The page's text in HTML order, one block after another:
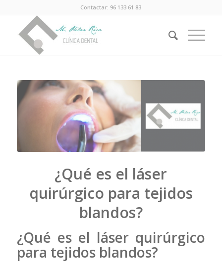
Contactar: 96 133 61 83
¿Qué es el láser
quirúrgico para tejidos
blandos?
¿Qué es el láser quirúrgico
para tejidos blandos?